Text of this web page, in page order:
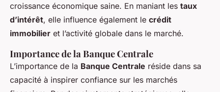
croissance économique saine. En maniant les taux
d’intérêt, elle influence également le crédit
immobilier et l’activité globale dans le marché.
Importance de la Banque Centrale
L’importance de la Banque Centrale réside dans sa
capacité à inspirer confiance sur les marchés